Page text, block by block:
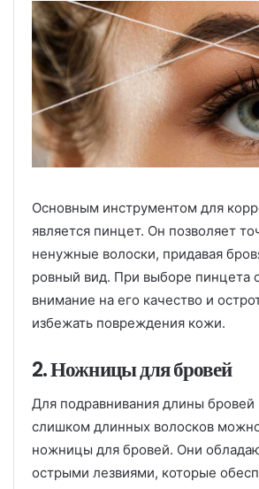
Основным инструментом для
является пинцет. Он позволяет
ненужные волоски, придавая
ровный вид. При выборе пинцета
внимание на его качество и
избежать повреждения кожи.
2. Ножницы для бровей
Для подравнивания длины бровей
слишком длинных волосков
ножницы для бровей. Они
острыми лезвиями, которые